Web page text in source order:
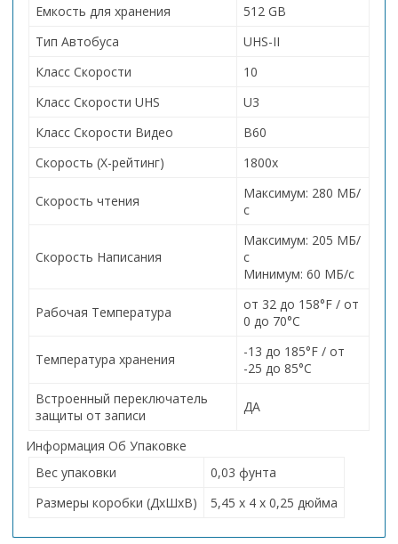
Емкость для хранения
512 GB
Тип Автобуса
UHS-II
Класс Скорости
10
Класс Скорости UHS
U3
Класс Скорости Видео
В60
Скорость (X-рейтинг)
1800x
Скорость чтения
Максимум: 280 МБ/
с
Скорость Написания
Максимум: 205 МБ/
с
Минимум: 60 МБ/с
Рабочая Температура
от 32 до 158°F / от
0 до 70°C
Температура хранения
-13 до 185°F / от
-25 до 85°C
Встроенный переключатель
защиты от записи
ДА
Информация Об Упаковке
Вес упаковки
0,03 фунта
Размеры коробки (ДхШхВ)
5,45 x 4 x 0,25 дюйма